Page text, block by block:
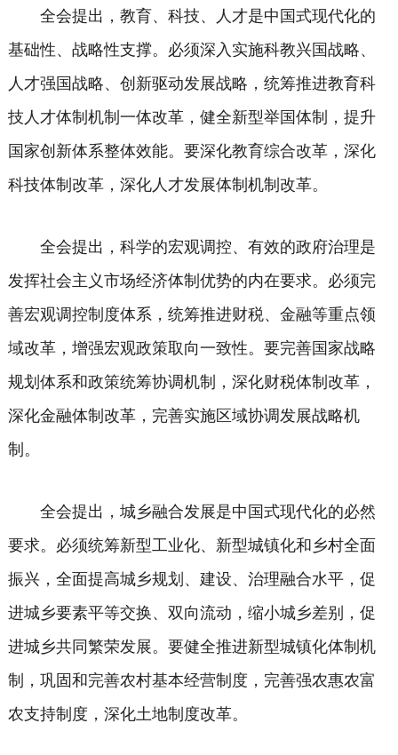
全会提出，教育、科技、人才是中国式现代化的
基础性、战略性支撑。必须深入实施科教兴国战略、
人才强国战略、创新驱动发展战略，统筹推进教育科
技人才体制机制一体改革，健全新型举国体制，提升
国家创新体系整体效能。要深化教育综合改革，深化
科技体制改革，深化人才发展体制机制改革。
全会提出，科学的宏观调控、有效的政府治理是
发挥社会主义市场经济体制优势的内在要求。必须完
善宏观调控制度体系，统筹推进财税、金融等重点领
域改革，增强宏观政策取向一致性。要完善国家战略
规划体系和政策统筹协调机制，深化财税体制改革，
深化金融体制改革，完善实施区域协调发展战略机
制。
全会提出，城乡融合发展是中国式现代化的必然
要求。必须统筹新型工业化、新型城镇化和乡村全面
振兴，全面提高城乡规划、建设、治理融合水平，促
进城乡要素平等交换、双向流动，缩小城乡差别，促
进城乡共同繁荣发展。要健全推进新型城镇化体制机
制，巩固和完善农村基本经营制度，完善强农惠农富
农支持制度，深化土地制度改革。